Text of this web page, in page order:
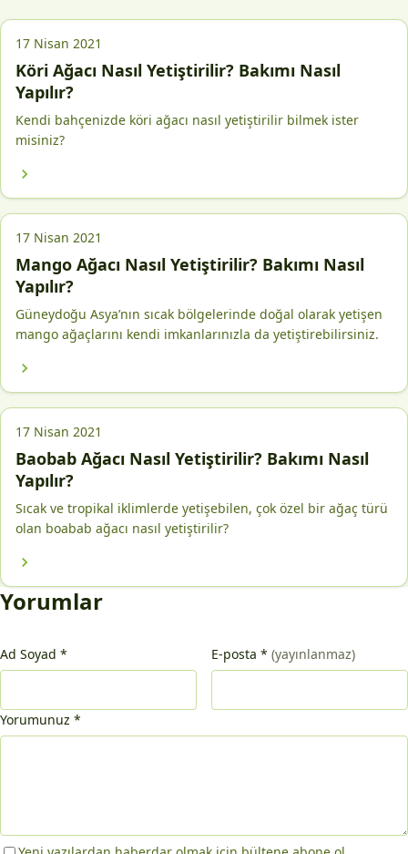
17 Nisan 2021
Köri Ağacı Nasıl Yetiştirilir? Bakımı Nasıl
Yapılır?
Kendi bahçenizde köri ağacı nasıl yetiştirilir bilmek ister
misiniz?
17 Nisan 2021
Mango Ağacı Nasıl Yetiştirilir? Bakımı Nasıl
Yapılır?
Güneydoğu Asya’nın sıcak bölgelerinde doğal olarak yetişen
mango ağaçlarını kendi imkanlarınızla da yetiştirebilirsiniz.
17 Nisan 2021
Baobab Ağacı Nasıl Yetiştirilir? Bakımı Nasıl
Yapılır?
Sıcak ve tropikal iklimlerde yetişebilen, çok özel bir ağaç türü
olan boabab ağacı nasıl yetiştirilir?
Yorumlar
Ad Soyad * E-posta * (yayınlanmaz)
Yorumunuz *